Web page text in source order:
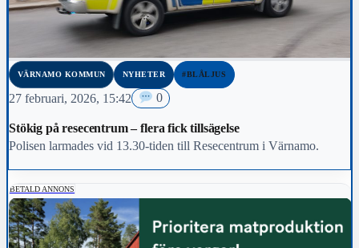
VÄRNAMO KOMMUN NYHETER #BLÅLJUS
27 februari, 2026, 15:42 0
Stökig på resecentrum – flera fick tillsägelse
Polisen larmades vid 13.30-tiden till Resecentrum i Värnamo.
BETALD ANNONS